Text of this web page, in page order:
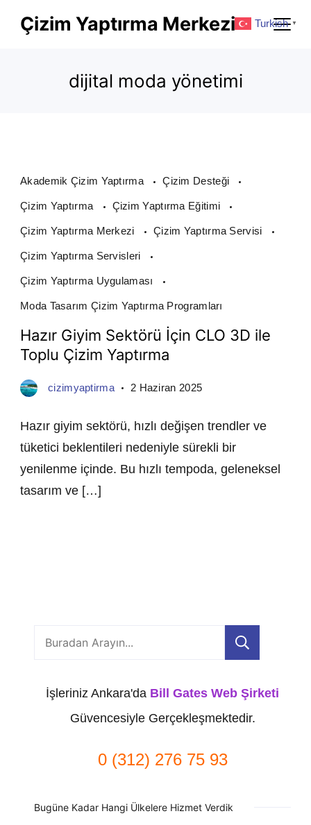
Çizim Yaptırma Merkezi
dijital moda yönetimi
Akademik Çizim Yaptırma Çizim Desteği
Çizim Yaptırma Çizim Yaptırma Eğitimi
Çizim Yaptırma Merkezi Çizim Yaptırma Servisi
Çizim Yaptırma Servisleri
Çizim Yaptırma Uygulaması
Moda Tasarım Çizim Yaptırma Programları
Hazır Giyim Sektörü İçin CLO 3D ile
Toplu Çizim Yaptırma
cizimyaptirma 2 Haziran 2025
Hazır giyim sektörü, hızlı değişen trendler ve
tüketici beklentileri nedeniyle sürekli bir
yenilenme içinde. Bu hızlı tempoda, geleneksel
tasarım ve […]
İşleriniz Ankara'da Bill Gates Web Şirketi
Güvencesiyle Gerçekleşmektedir.
0 (312) 276 75 93
Bugüne Kadar Hangi Ülkelere Hizmet Verdik
Turkish ▼